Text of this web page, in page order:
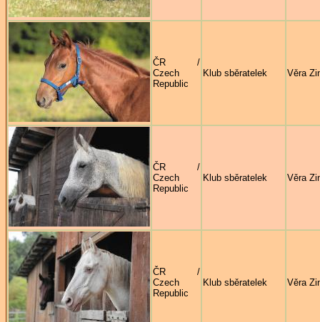
ČR /
Czech
Republic
Klub sběratelek Věra
ČR /
Czech
Republic
Klub sběratelek Věra
ČR /
Czech
Republic
Klub sběratelek Věra